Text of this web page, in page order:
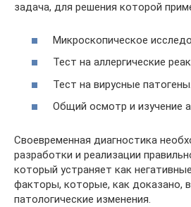
задача, для решения которой
Микроскопическое
Тест на аллергические
Тест на вирусные патогены.
Общий осмотр и изучение
Своевременная диагностика
разработки и реализации
который устраняет как
факторы, которые, как доказано,
патологические изменения.